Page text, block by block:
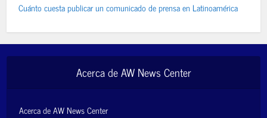
Cuánto cuesta publicar un comunicado de prensa en Latinoamérica
Acerca de AW News Center
Acerca de AW News Center